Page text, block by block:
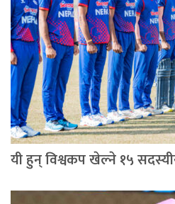
यी हुन् विश्वकप खेल्ने १५